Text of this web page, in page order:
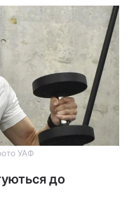
УАФ
до